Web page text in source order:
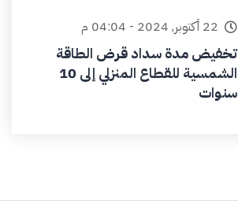
22 أكتوبر, 2024 - 04:04 م
تخفيض مدة سداد قرض الطاقة
الشمسية للقطاع المنزلي إلى 10
سنوات